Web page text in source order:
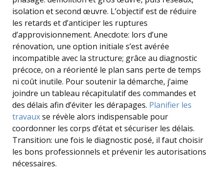
isolation et second œuvre. L’objectif est de réduire
les retards et d’anticiper les ruptures
d’approvisionnement. Anecdote: lors d’une
rénovation, une option initiale s’est avérée
incompatible avec la structure; grâce au diagnostic
précoce, on a réorienté le plan sans perte de temps
ni coût inutile. Pour soutenir la démarche, j’aime
joindre un tableau récapitulatif des commandes et
des délais afin d’éviter les dérapages. Planifier les
travauxse révèle alors indispensable pour
coordonner les corps d’état et sécuriser les délais.
Transition: une fois le diagnostic posé, il faut choisir
les bons professionnels et prévenir les autorisations
nécessaires.